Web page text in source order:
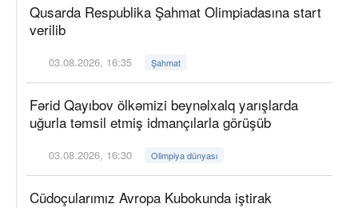
Qusarda Respublika Şahmat Olimpiadasına start
verilib
03.08.2026, 16:35 Şahmat
Fərid Qayıbov ölkəmizi beynəlxalq yarışlarda
uğurla təmsil etmiş idmançılarla görüşüb
03.08.2026, 16:30 Olimpiya dünyası
Cüdoçularımız Avropa Kubokunda iştirak